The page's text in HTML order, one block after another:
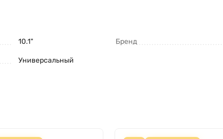
10.1"
Универсальный
Бренд